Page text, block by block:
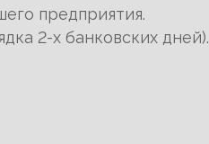
предприятия.
2-х банковских дней).